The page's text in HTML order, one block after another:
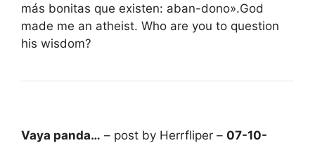
más bonitas que existen: aban-dono».God
made me an atheist. Who are you to question
his wisdom?
Vaya panda… – post by Herrfliper – 07-10-